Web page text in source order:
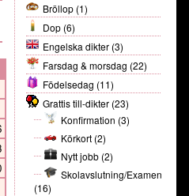
Bröllop (1)
Dop (6)
Engelska dikter (3)
Farsdag & morsdag (22)
Födelsedag (11)
Grattis till-dikter (23)
Konfirmation (3)
Körkort (2)
Nytt jobb (2)
Skolavslutning/Examen
(16)